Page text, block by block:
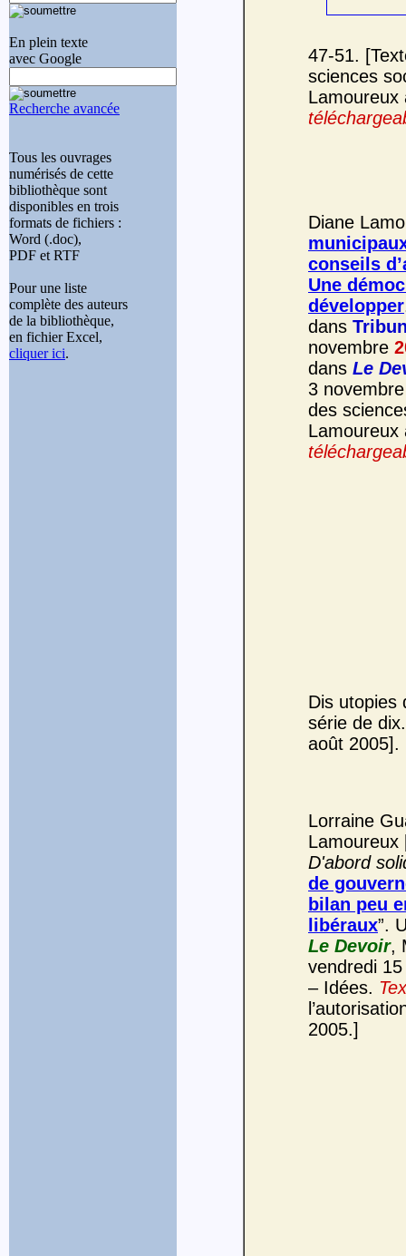
En plein texte
avec Google
Recherche avancée
Tous les ouvrages
numérisés de cette
bibliothèque sont
disponibles en trois
formats de fichiers :
Word (.doc),
PDF et RTF
Pour une liste
complète des auteurs
de la bibliothèque,
en fichier Excel,
cliquer ici.
47-51.
sciences
Diane
conseils
Une
développer
dans
novembre
dans Le
3
des
Dis utopies
série de
août 2005].
Lorraine
Lamoureux
D'abord
de
bilan peu
libéraux”.
Le Devoir,
vendredi
– Idées.
2005.]